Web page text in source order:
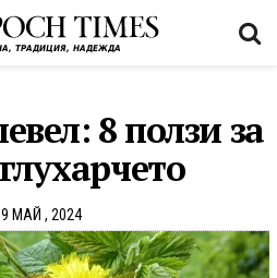
8 ползи за
МАЙ , 2024